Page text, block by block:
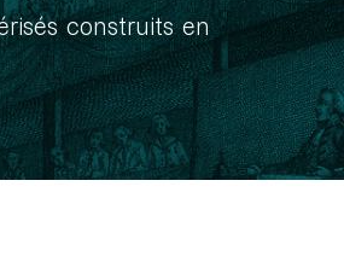
construits en